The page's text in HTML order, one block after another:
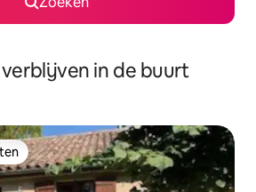
in de buurt